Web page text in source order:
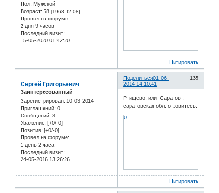
Пол: Мужской
Возраст: 58 [1968-02-08]
Провел на форуме:
2 дня 9 часов
Последний визит:
15-05-2020 01:42:20
Цитировать
Поделиться 135
01-06-
2014 14:10:41
Сергей Григорьевич
Заинтересованный
Зарегистрирован: 10-03-2014
Приглашений: 0
Сообщений: 3
Уважение: [+0/-0]
Позитив: [+0/-0]
Провел на форуме:
1 день 2 часа
Последний визит:
24-05-2016 13:26:26
Ртищево. или Саратов ,
саратовская обл. отзовитесь.
0
Цитировать